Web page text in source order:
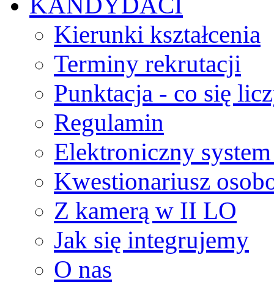
Kierunki kształcenia
Terminy rekrutacji
Punktacja - co się
Regulamin
Elektroniczny
Kwestionariusz
Z kamerą w II LO
Jak się integrujemy
O nas